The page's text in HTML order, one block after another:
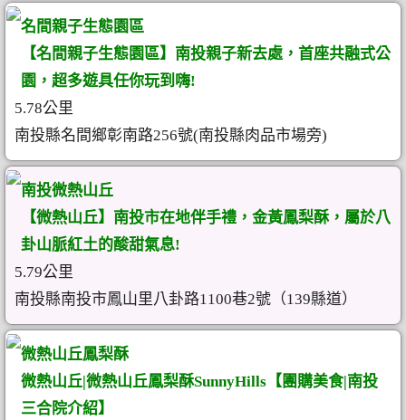
名間親子生態園區
【名間親子生態園區】南投親子新去處，首座共融式公
園，超多遊具任你玩到嗨!
5.78公里
南投縣名間鄉彰南路256號(南投縣肉品市場旁)
南投微熱山丘
【微熱山丘】南投市在地伴手禮，金黃鳳梨酥，屬於八
卦山脈紅土的酸甜氣息!
5.79公里
南投縣南投市鳳山里八卦路1100巷2號（139縣道）
微熱山丘鳳梨酥
微熱山丘|微熱山丘鳳梨酥SunnyHills【團購美食|南投
三合院介紹】